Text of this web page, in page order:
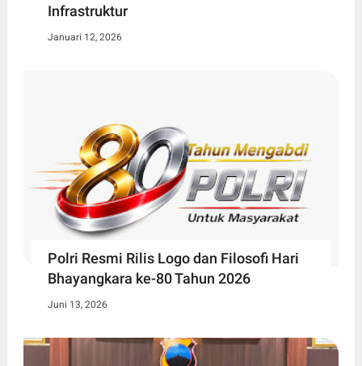
Infrastruktur
Januari 12, 2026
Polri Resmi Rilis Logo dan Filosofi Hari
Bhayangkara ke-80 Tahun 2026
Juni 13, 2026